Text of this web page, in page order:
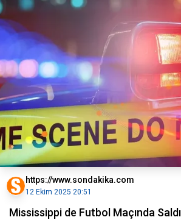
https://www.sondakika.com
12 Ekim 2025 20:51
Mississippi de Futbol Maçında